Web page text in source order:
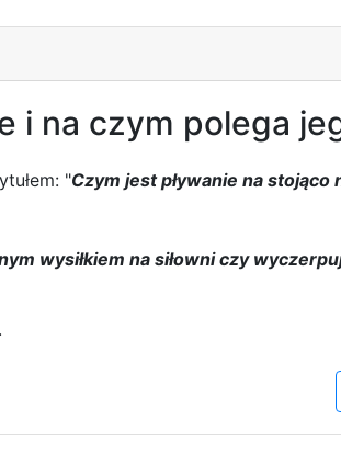
i na czym polega
"Czym jest pływanie na stojąco
wysiłkiem na siłowni czy
.